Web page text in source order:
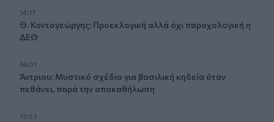
14:17
Θ. Κοντογεώργης: Προεκλογική αλλά όχι παροχολογική η
ΔΕΘ
14:01
Άντριου: Μυστικό σχέδιο για βασιλική κηδεία όταν
πεθάνει, παρά την αποκαθήλωση
13:53